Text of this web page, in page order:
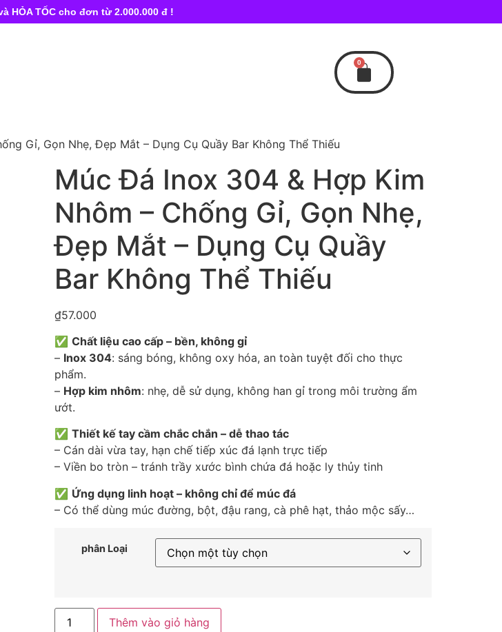
HỎA TỐC cho đơn từ 2.000.000 đ !
0
Gỉ, Gọn Nhẹ, Đẹp Mắt – Dụng Cụ Quầy Bar Không Thể Thiếu
Múc Đá Inox 304 & Hợp Kim
Nhôm – Chống Gỉ, Gọn Nhẹ,
Đẹp Mắt – Dụng Cụ Quầy
Bar Không Thể Thiếu
₫57.000
✅ Chất liệu cao cấp – bền, không gỉ
– Inox 304: sáng bóng, không oxy hóa, an toàn tuyệt đối cho thực
phẩm.
– Hợp kim nhôm: nhẹ, dễ sử dụng, không han gỉ trong môi trường ẩm
ướt.
✅ Thiết kế tay cầm chắc chắn – dễ thao tác
– Cán dài vừa tay, hạn chế tiếp xúc đá lạnh trực tiếp
– Viền bo tròn – tránh trầy xước bình chứa đá hoặc ly thủy tinh
✅ Ứng dụng linh hoạt – không chỉ để múc đá
– Có thể dùng múc đường, bột, đậu rang, cà phê hạt, thảo mộc sấy…
phân Loại
Thêm vào giỏ hàng